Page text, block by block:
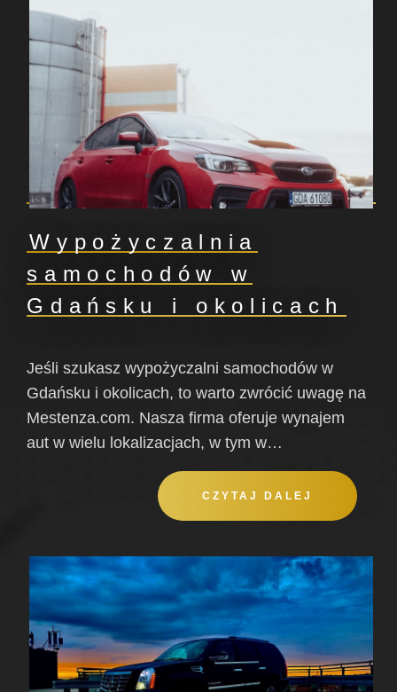
Wypożyczalnia
samochodów w
Gdańsku i okolicach
Jeśli szukasz wypożyczalni samochodów w
Gdańsku i okolicach, to warto zwrócić uwagę na
Mestenza.com. Nasza firma oferuje wynajem
aut w wielu lokalizacjach, w tym w…
CZYTAJ DALEJ